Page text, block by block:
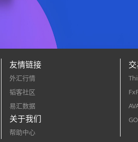
友情链接
外汇行情
韬客社区
易汇数据
关于我们
帮助中心